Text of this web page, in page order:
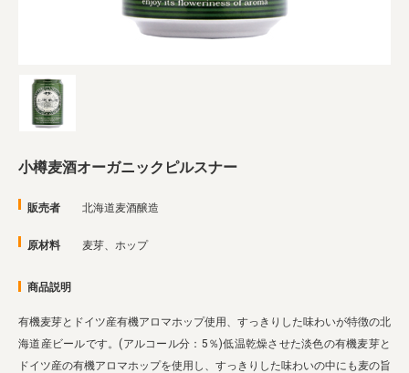
業務用卸 SDGsへの取り組み
小樽麦酒オーガニックピルスナー
販売者 北海道麦酒醸造
原材料 麦芽、ホップ
商品説明
有機麦芽とドイツ産有機アロマホップ使用、すっきりした味わいが特徴の北
海道産ビールです。(アルコール分：5％)低温乾燥させた淡色の有機麦芽と
ドイツ産の有機アロマホップを使用し、すっきりした味わいの中にも麦の旨